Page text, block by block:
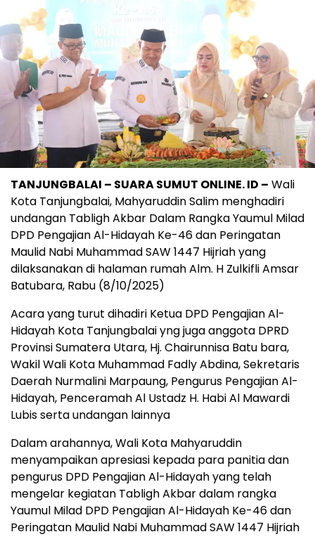
TANJUNGBALAI – SUARA SUMUT ONLINE. ID – Wali
Kota Tanjungbalai, Mahyaruddin Salim menghadiri
undangan Tabligh Akbar Dalam Rangka Yaumul Milad
DPD Pengajian Al-Hidayah Ke-46 dan Peringatan
Maulid Nabi Muhammad SAW 1447 Hijriah yang
dilaksanakan di halaman rumah Alm. H Zulkifli Amsar
Batubara, Rabu (8/10/2025)
Acara yang turut dihadiri Ketua DPD Pengajian Al-
Hidayah Kota Tanjungbalai yng juga anggota DPRD
Provinsi Sumatera Utara, Hj. Chairunnisa Batu bara,
Wakil Wali Kota Muhammad Fadly Abdina, Sekretaris
Daerah Nurmalini Marpaung, Pengurus Pengajian Al-
Hidayah, Penceramah Al Ustadz H. Habi Al Mawardi
Lubis serta undangan lainnya
Dalam arahannya, Wali Kota Mahyaruddin
menyampaikan apresiasi kepada para panitia dan
pengurus DPD Pengajian Al-Hidayah yang telah
mengelar kegiatan Tabligh Akbar dalam rangka
Yaumul Milad DPD Pengajian Al-Hidayah Ke-46 dan
Peringatan Maulid Nabi Muhammad SAW 1447 Hijriah